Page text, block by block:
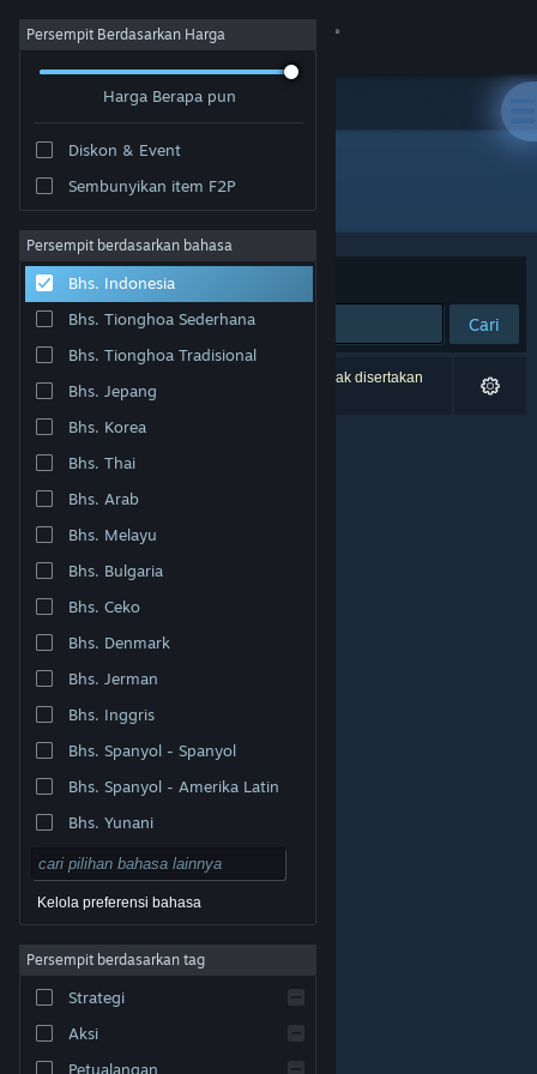
Login
Tentang
Bantuan
Ubah bahasa
Dapatkan Aplikasi Seluler Steam
Lihat situs web desktop
Undang. Semua merek dagang merupakan hak pemilik
Legal| Aksesibilitas
Pengembalian Dana
Persempit Berdasarkan Harga
Harga Berapa pun
Diskon & Event
Sembunyikan item F2P
Persempit berdasarkan bahasa
Bhs. Indonesia
Bhs. Tionghoa Sederhana
Bhs. Tionghoa Tradisional
Bhs. Jepang
Bhs. Korea
Bhs. Thai
Bhs. Arab
Bhs. Melayu
Bhs. Bulgaria
Bhs. Ceko
Bhs. Denmark
Bhs. Jerman
Bhs. Inggris
Bhs. Spanyol - Spanyol
Bhs. Spanyol - Amerika Latin
Bhs. Yunani
Kelola preferensi bahasa
Persempit berdasarkan tag
Strategi
Aksi
Petualangan
Pengembang: Outerlight Ltd.
Berdasarkan Relevansi
Cari
0 hasil cocok dengan pencarianmu. 3 produk tidak disertakan
berdasarkan preferensimu.